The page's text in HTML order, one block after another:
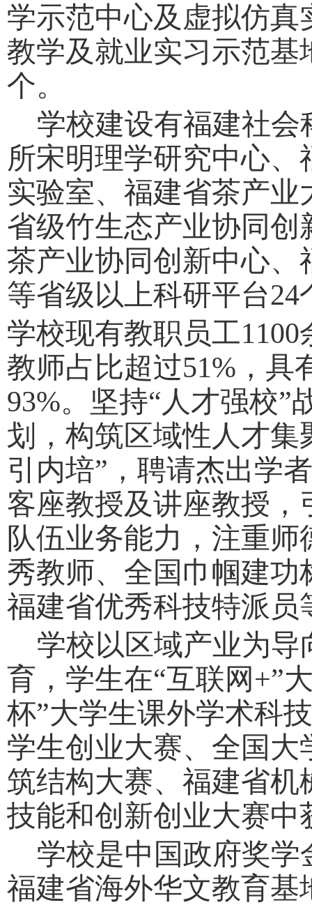
学示范中心及虚拟仿真
教学及就业实习示范基
个。
学校建设有福建社会
所宋明理学研究中心
实验室、福建省茶产
省级竹生态产业协同创
茶产业协同创新中心
等省级以上科研平台
学校现有教职员工
教师占比超过51%，具
93%。坚持“人才强校”
划，构筑区域性人才集
引内培”，聘请杰出学
客座教授及讲座教授
队伍业务能力，注重
秀教师、全国巾帼建
福建省优秀科技特派
学校以区域产业为
育，学生在“互联网+”
杯”大学生课外学术科
学生创业大赛、全国
筑结构大赛、福建省
技能和创新创业大赛中
学校是中国政府奖
福建省海外华文教育